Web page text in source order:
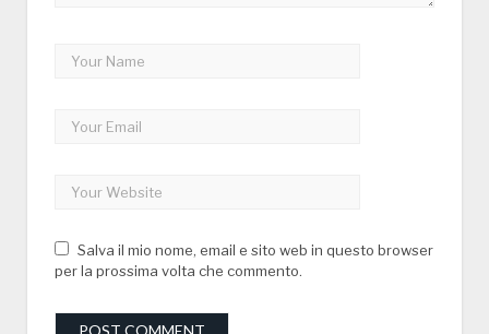
Salva il mio nome, email e sito web in questo browser
per la prossima volta che commento.